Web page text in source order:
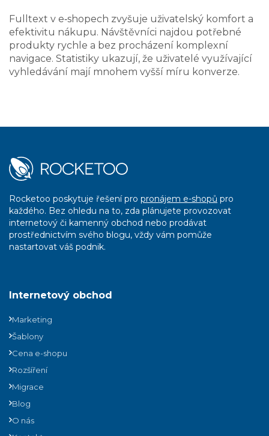
Fulltext v e‑shopech zvyšuje uživatelský komfort a
efektivitu nákupu. Návštěvníci najdou potřebné
produkty rychle a bez procházení komplexní
navigace. Statistiky ukazují, že uživatelé využívající
vyhledávání mají mnohem vyšší míru konverze.
Rocketoo poskytuje řešení pro pronájem e-shopů pro
každého. Bez ohledu na to, zda plánujete provozovat
internetový či kamenný obchod nebo prodávat
prostřednictvím svého blogu, vždy vám pomůže
nastartovat váš podnik.
Internetový obchod
Marketing
Šablony
Cena e-shopu
Rozšíření
Migrace
Blog
O nás